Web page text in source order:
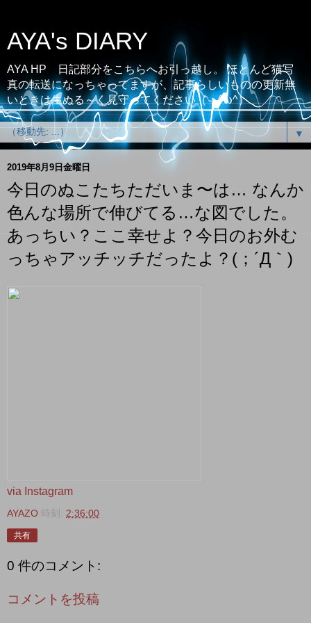
AYA's DIARY
AYA HP 日記部分をこちらへお引っ越し。 ほとんど猫写
真の転送になっちゃってますが、記事らしいものの更新無
いときは生ぬる～く見守ってください（；^ω^）
▼
2019年8月9日金曜日
今日のぬこたちただいま〜は… なんか
色んな場所で伸びてる…な図でした。
あっちい？ここ幸せよ？今日のお外む
っちゃアッチッチだったよ？(；´Д｀)
via Instagram
AYAZO 時刻: 2:36:00
共有
0 件のコメント:
コメントを投稿